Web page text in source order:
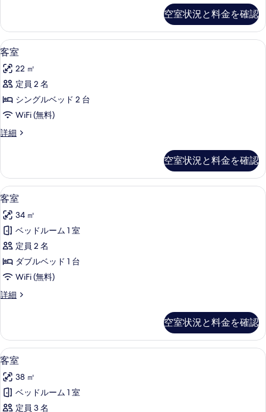
真
を
表
示
す
る
細
空室状況と料金を確認
客
室
の
す
べ
て
の
真
を
表
示
す
る
低刺激性寝具、セーフティボックス
4
客室
22 ㎡
定員 2 名
シングルベッド 2 台
WiFi (無料)
詳細
客
細
空室状況と料金を確認
客
室
の
す
べ
て
の
写
を
表
示
す
る
低刺激性寝具、セーフティボックス
4
客室
34 ㎡
ベッドルーム 1 室
定員 2 名
ダブルベッド 1 台
WiFi (無料)
詳細
客
細
空室状況と料金を確認
客
室
の
す
リビング エリア | 89 インチの薄型テ
4
客室
38 ㎡
ベッドルーム 1 室
定員 3 名